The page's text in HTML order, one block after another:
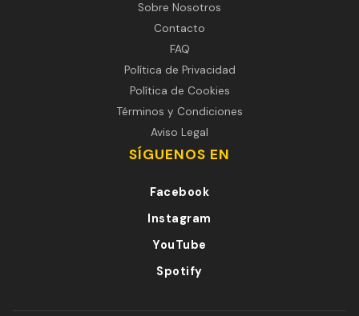
Sobre Nosotros
Contacto
FAQ
Política de Privacidad
Política de Cookies
Términos y Condiciones
Aviso Legal
SÍGUENOS EN
Facebook
Instagram
YouTube
Spotify